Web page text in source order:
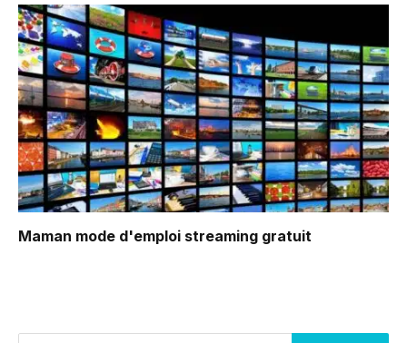
Maman mode d'emploi streaming gratuit